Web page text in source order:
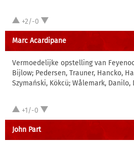
+2/-0
Marc Acardipane
Vermoedelijke opstelling van
Bijlow; Pedersen, Trauner, Hancko,
Szymański, Kökcü; Wålemark, Danilo,
+1/-0
John Part